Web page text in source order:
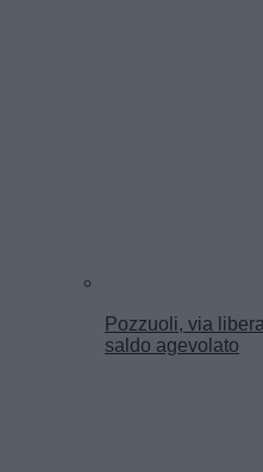
Pozzuoli, via
saldo agevolato